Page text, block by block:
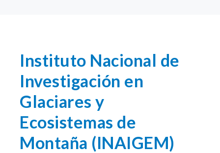
Instituto Nacional de
Investigación en
Glaciares y
Ecosistemas de
Montaña (INAIGEM)